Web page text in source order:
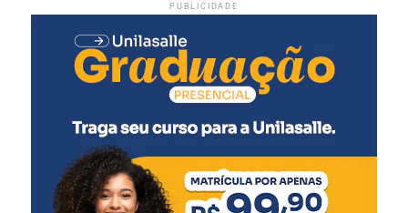
PUBLICIDADE